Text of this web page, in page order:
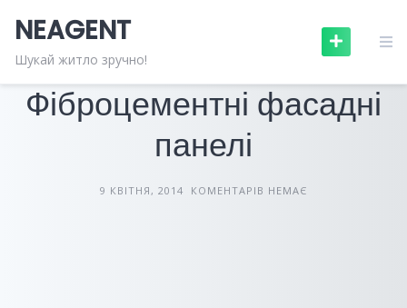
content
NEAGENT
Шукай житло зручно!БУДІВЕЛЬНІ МАТЕРІАЛИ
Фіброцементні фасадні
панелі
9 КВІТНЯ, 2014 КОМЕНТАРІВ НЕМАЄ